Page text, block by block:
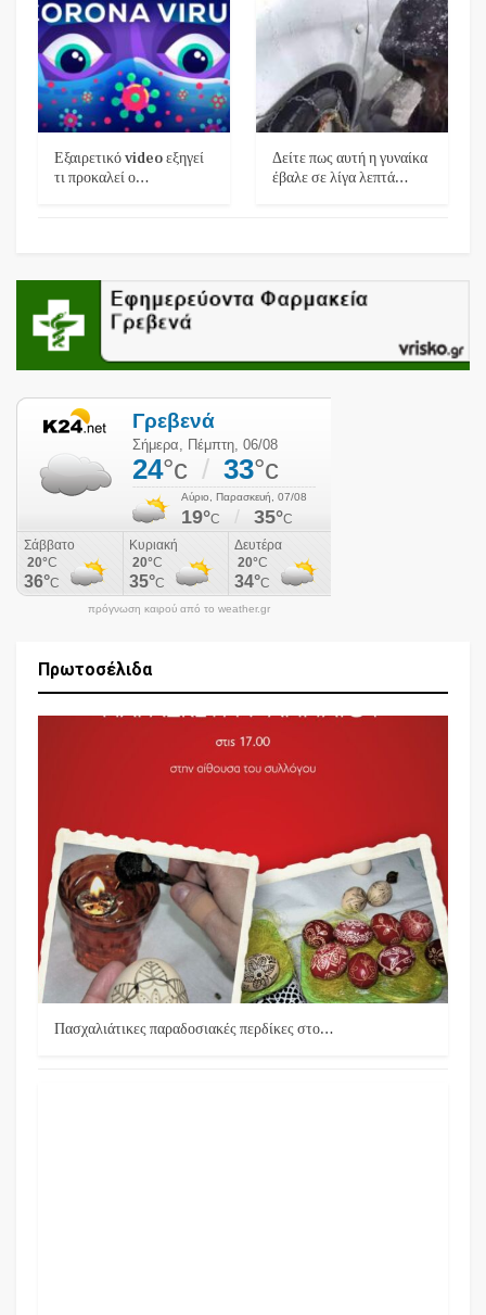
Εξαιρετικό video εξηγεί
τι προκαλεί ο…
Δείτε πως αυτή η γυναίκα
έβαλε σε λίγα λεπτά…
πρόγνωση καιρού από το weather.gr
Πρωτοσέλιδα
Πασχαλιάτικες παραδοσιακές περδίκες στο…